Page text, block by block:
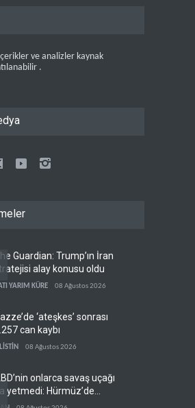
ve analizler kaynak
.
Guardian: Trump’ın İran
alay konusu oldu
YARIM KÜRE 08 Ağustos 2026
‘ateşkes’ sonrası
can kaybı
08 Ağustos 2026
onlarca savaş uçağı
yetmedi: Hürmüz’de
gemi vuruldu